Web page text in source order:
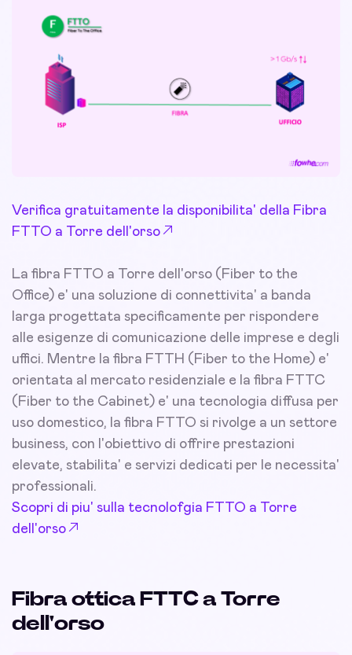
Verifica gratuitamente la disponibilita' della Fibra
FTTO a Torre dell'orso
La fibra FTTO a Torre dell'orso (Fiber to the
Office) e' una soluzione di connettivita' a banda
larga progettata specificamente per rispondere
alle esigenze di comunicazione delle imprese e degli
uffici. Mentre la fibra FTTH (Fiber to the Home) e'
orientata al mercato residenziale e la fibra FTTC
(Fiber to the Cabinet) e' una tecnologia diffusa per
uso domestico, la fibra FTTO si rivolge a un settore
business, con l'obiettivo di offrire prestazioni
elevate, stabilita' e servizi dedicati per le necessita'
professionali.
Scopri di piu' sulla tecnolofgia FTTO a Torre
dell'orso
Fibra ottica FTTC a Torre
dell'orso